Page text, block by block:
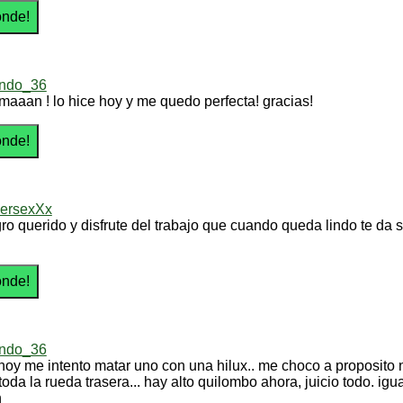
! lo hice hoy y me quedo perfecta! gracias!
querido y disfrute del trabajo que cuando queda lindo te da
me intento matar uno con una hilux.. me choco a
la rueda trasera... hay alto quilombo ahora, juicio todo.